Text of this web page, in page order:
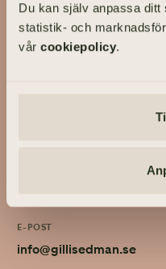
Du kan själv anpassa
statistik- och
vår cookiepolicy.
Om Gillis Edman
HBTQI-certifierad
E-POST
info@gillisedman.se